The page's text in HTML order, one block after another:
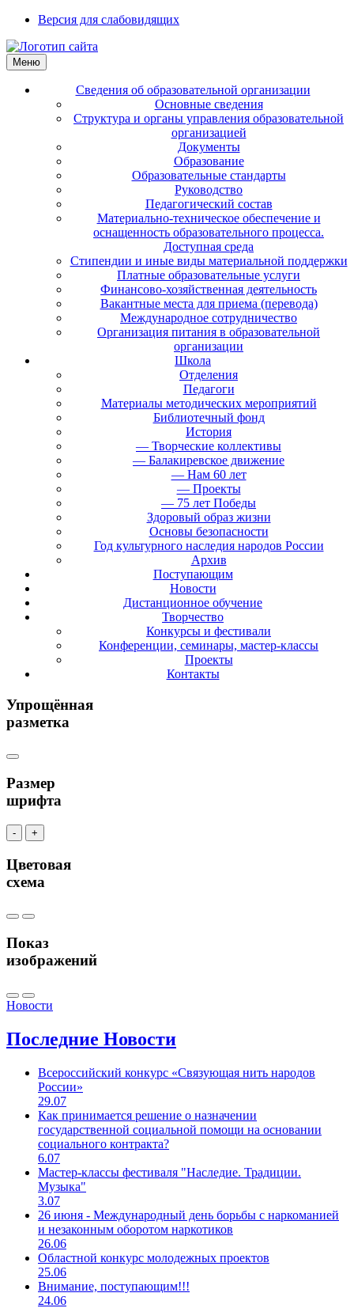
Версия для слабовидящих
Меню
Сведения об образовательной организации
Основные сведения
Структура и органы управления образовательной
организацией
Документы
Образование
Образовательные стандарты
Руководство
Педагогический состав
Материально-техническое обеспечение и
оснащенность образовательного процесса.
Доступная среда
Стипендии и иные виды материальной поддержки
Платные образовательные услуги
Финансово-хозяйственная деятельность
Вакантные места для приема (перевода)
Международное сотрудничество
Организация питания в образовательной
организации
Школа
Отделения
Педагоги
Материалы методических мероприятий
Библиотечный фонд
История
— Творческие коллективы
— Балакиревское движение
— Нам 60 лет
— Проекты
— 75 лет Победы
Здоровый образ жизни
Основы безопасности
Год культурного наследия народов России
Архив
Поступающим
Новости
Дистанционное обучение
Творчество
Конкурсы и фестивали
Конференции, семинары, мастер-классы
Проекты
Контакты
Упрощённая
разметка
Размер
шрифта
- +
Цветовая
схема
Показ
изображений
Новости
Последние Новости
Всероссийский конкурс «Связующая нить народов
России»
29.07
Как принимается решение о назначении
государственной социальной помощи на основании
социального контракта?
6.07
Мастер-классы фестиваля "Наследие. Традиции.
Музыка"
3.07
26 июня - Международный день борьбы с наркоманией
и незаконным оборотом наркотиков
26.06
Областной конкурс молодежных проектов
25.06
Внимание, поступающим!!!
24.06